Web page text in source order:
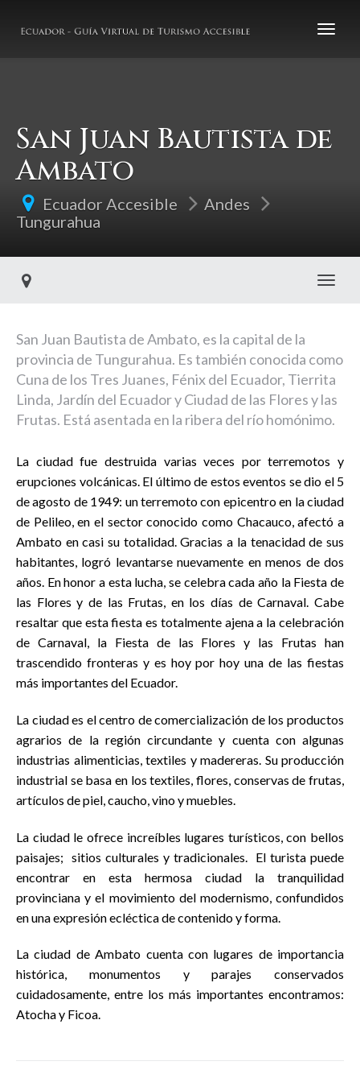
San Juan Bautista de
Ambato
Ecuador Accesible
Andes
Tungurahua
San Juan Bautista de Ambato, es la capital de la
provincia de Tungurahua. Es también conocida como
Cuna de los Tres Juanes, Fénix del Ecuador, Tierrita
Linda, Jardín del Ecuador y Ciudad de las Flores y las
Frutas. Está asentada en la ribera del río homónimo.
La ciudad fue destruida varias veces por terremotos y
erupciones volcánicas. El último de estos eventos se dio el 5
de agosto de 1949: un terremoto con epicentro en la ciudad
de Pelileo, en el sector conocido como Chacauco, afectó a
Ambato en casi su totalidad. Gracias a la tenacidad de sus
habitantes, logró levantarse nuevamente en menos de dos
años. En honor a esta lucha, se celebra cada año la Fiesta de
las Flores y de las Frutas, en los días de Carnaval. Cabe
resaltar que esta fiesta es totalmente ajena a la celebración
de Carnaval, la Fiesta de las Flores y las Frutas han
trascendido fronteras y es hoy por hoy una de las fiestas
más importantes del Ecuador.
La ciudad es el centro de comercialización de los productos
agrarios de la región circundante y cuenta con algunas
industrias alimenticias, textiles y madereras. Su producción
industrial se basa en los textiles, flores, conservas de frutas,
artículos de piel, caucho, vino y muebles.
La ciudad le ofrece increíbles lugares turísticos, con bellos
paisajes; sitios culturales y tradicionales. El turista puede
encontrar en esta hermosa ciudad la tranquilidad
provinciana y el movimiento del modernismo, confundidos
en una expresión ecléctica de contenido y forma.
La ciudad de Ambato cuenta con lugares de importancia
histórica, monumentos y parajes conservados
cuidadosamente, entre los más importantes encontramos:
Atocha y Ficoa.